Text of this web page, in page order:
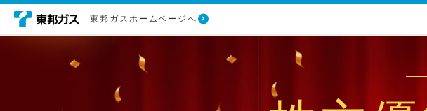
東邦ガスホームページへ